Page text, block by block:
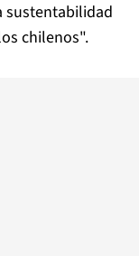
sustentabilidad
chilenos".